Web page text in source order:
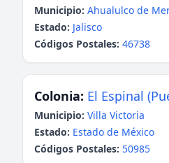
Municipio: Ahualulco de
Estado: Jalisco
Códigos Postales: 46738
Colonia: El Espinal
Municipio: Villa Victoria
Estado: Estado de México
Códigos Postales: 50985